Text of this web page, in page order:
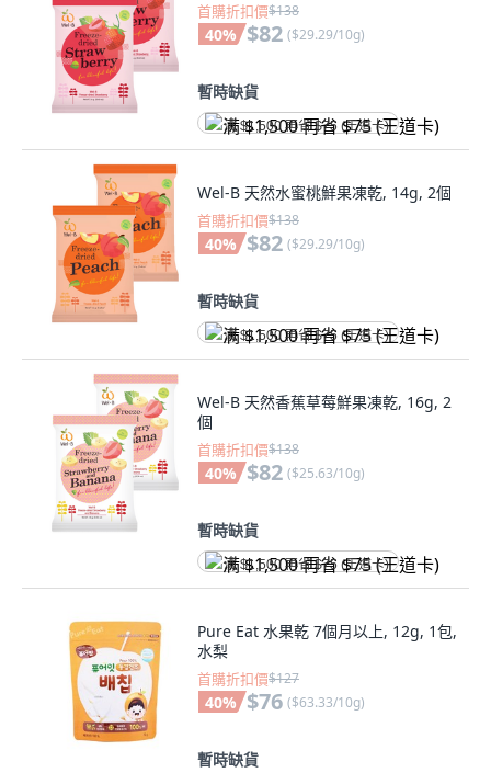
首購折扣價$138
40% $82 ($29.29/10g)
暫時缺貨
满 $1,500 再省 $75 (王道卡)
Wel-B 天然水蜜桃鮮果凍乾, 14g, 2個
首購折扣價$138
40% $82 ($29.29/10g)
暫時缺貨
满 $1,500 再省 $75 (王道卡)
Wel-B 天然香蕉草莓鮮果凍乾, 16g, 2
個
首購折扣價$138
40% $82 ($25.63/10g)
暫時缺貨
满 $1,500 再省 $75 (王道卡)
Pure Eat 水果乾 7個月以上, 12g, 1包,
水梨
首購折扣價$127
40% $76 ($63.33/10g)
暫時缺貨